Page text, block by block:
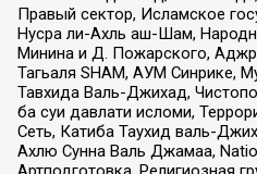
Правый сектор, Исламское
Нусра ли-Ахль аш-Шам,
Минина и Д. Пожарского, Аджр
Тагьаля SHAM, АУМ Синрике,
Тавхида Валь-Джихад,
ба суи давлати исломи,
Сеть, Катиба Таухид валь-
Ахлю Сунна Валь Джамаа,